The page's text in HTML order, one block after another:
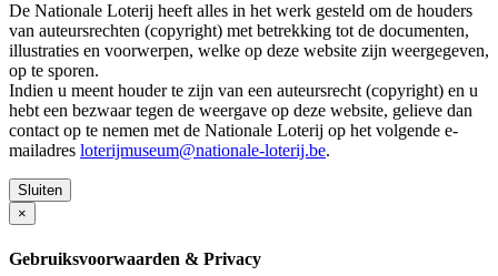
De Nationale Loterij heeft alles in het werk gesteld om de houders
van auteursrechten (copyright) met betrekking tot de documenten,
illustraties en voorwerpen, welke op deze website zijn weergegeven,
op te sporen.
Indien u meent houder te zijn van een auteursrecht (copyright) en u
hebt een bezwaar tegen de weergave op deze website, gelieve dan
contact op te nemen met de Nationale Loterij op het volgende e-
mailadres loterijmuseum@nationale-loterij.be.
Sluiten
×
Gebruiksvoorwaarden & Privacy